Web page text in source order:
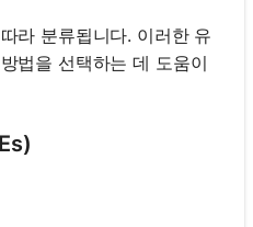
라 분류됩니다. 이러한 유
법을 선택하는 데 도움이